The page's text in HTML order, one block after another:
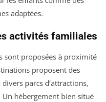
adaptées.
activités familiales
sont proposées à proximité
proposent des
parcs d’attractions,
hébergement bien situé